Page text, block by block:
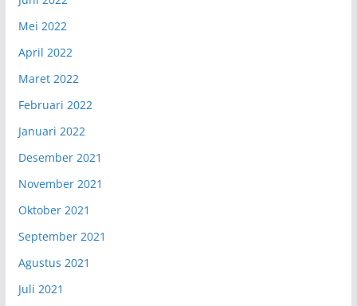
Mei 2022
April 2022
Maret 2022
Februari 2022
Januari 2022
Desember 2021
November 2021
Oktober 2021
September 2021
Agustus 2021
Juli 2021